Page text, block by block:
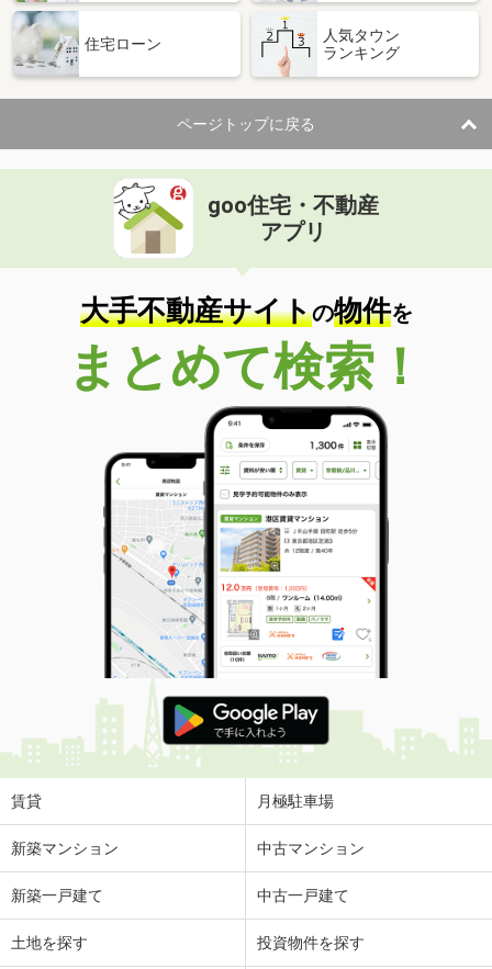
住宅ローン
人気タウン
ランキング
ページトップに戻る
goo住宅・不動産
アプリ
大手不動産サイトの物件を
まとめて検索！
賃貸 月極駐車場
新築マンション 中古マンション
新築一戸建て 中古一戸建て
土地を探す 投資物件を探す